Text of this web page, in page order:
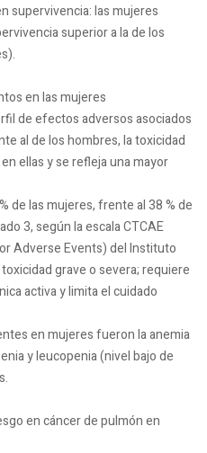
supervivencia: las mujeres
superior a la de los
en las mujeres
de efectos adversos asociados
al de los hombres, la toxicidad
ellas y se refleja una mayor
de las mujeres, frente al 38 % de
3, según la escala CTCAE
Adverse Events) del Instituto
grave o severa; requiere
activa y limita el cuidado
en mujeres fueron la anemia
y leucopenia (nivel bajo de
en cáncer de pulmón en